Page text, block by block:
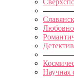
Научная